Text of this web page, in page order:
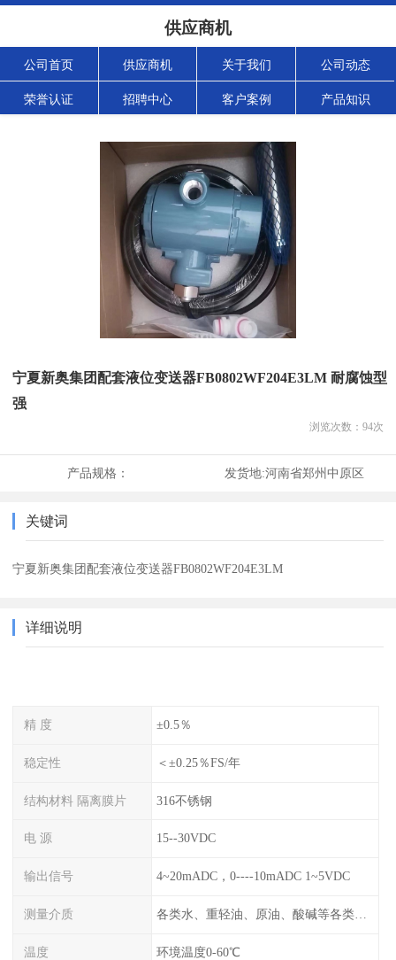
供应商机
公司首页 供应商机 关于我们 公司动态
荣誉认证 招聘中心 客户案例 产品知识
宁夏新奥集团配套液位变送器FB0802WF204E3LM 耐腐蚀型
强
浏览次数： 94次
产品规格： 发货地:河南省郑州中原区
关键词
宁夏新奥集团配套液位变送器FB0802WF204E3LM
详细说明
精 度 ±0.5％
稳定性 ＜±0.25％FS/年
结构材料 隔离膜片 316不锈钢
电 源 15--30VDC
输出信号 4~20mADC，0----10mADC 1~5VDC
测量介质 各类水、重轻油、原油、酸碱等各类腐蚀液
温度 环境温度0-60℃